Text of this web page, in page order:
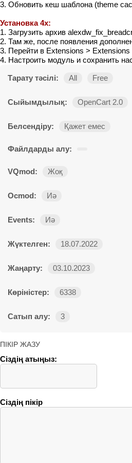
3. Обновить кеш шаблона (theme
Установка 4x:
1. Загрузить архив
2. Там же, после появления
3. Перейти в Extensions >
4. Настроить модуль и сохранить
Тарату тәсілі: All Free
Сыйымдылық: OpenCart 2.0
Белсендіру: Қажет емес
Файлдарды алу:
VQmod: Жоқ
Ocmod: Иә
Events: Иә
Жүктелген: 18.07.2022
Жаңарту: 03.10.2023
Көріністер: 6338
Сатып алу: 3
ПІКІР ЖАЗУ
Сіздің атыңыз:
Сіздің пікір